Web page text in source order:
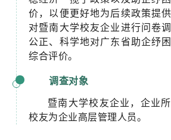
价，以便更好地为后续政策提
对暨南大学校友企业进行问卷
公正、科学地对广东省助企纾
综合评价。
调查对象
暨南大学校友企业，企业
校友为企业高层管理人员。